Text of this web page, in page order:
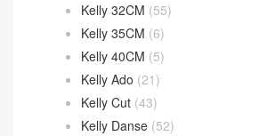
Kelly 32CM (55)
Kelly 35CM (6)
Kelly 40CM (5)
Kelly Ado (21)
Kelly Cut (43)
Kelly Danse (52)